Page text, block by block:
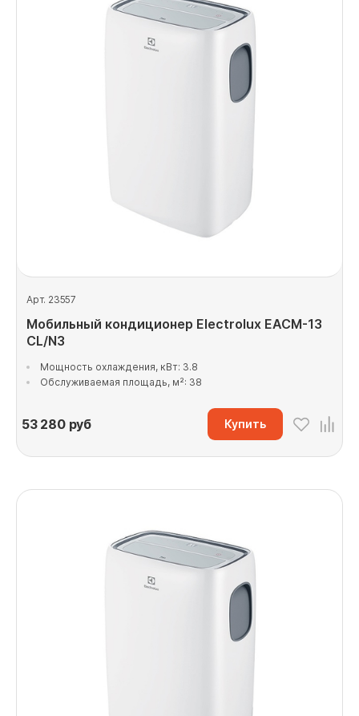
Арт. 23557
Мобильный кондиционер Electrolux EACM-13
CL/N3
Мощность охлаждения, кВт: 3.8
Обслуживаемая площадь, м²: 38
53 280руб Купить